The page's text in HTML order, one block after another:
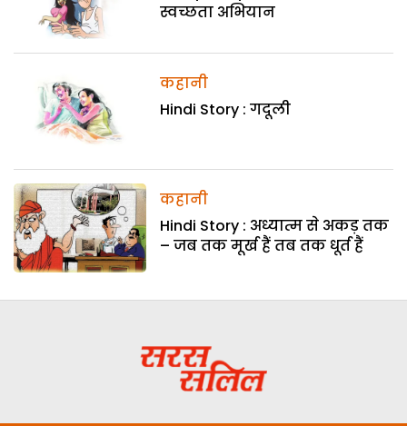
स्वच्छता अभियान
कहानी
Hindi Story : गदूली
कहानी
Hindi Story : अध्यात्म से अकड़ तक
– जब तक मूर्ख हैं तब तक धूर्त हैं